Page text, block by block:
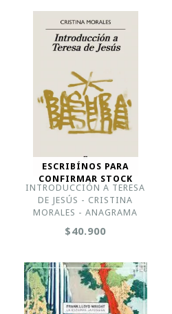
ESCRIBÍNOS PARA
CONFIRMAR STOCK
INTRODUCCIÓN A TERESA
DE JESÚS - CRISTINA
MORALES - ANAGRAMA
$40.900